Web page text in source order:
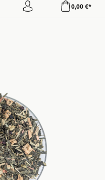
0,00 €*